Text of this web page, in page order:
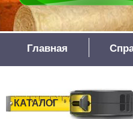
Главная
КАТАЛОГ